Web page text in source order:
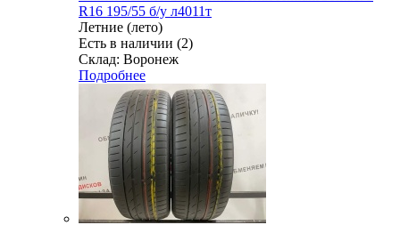
R16 195/55 б/у л4011т
Летние (лето)
Есть в наличии (2)
Склад: Воронеж
Подробнее